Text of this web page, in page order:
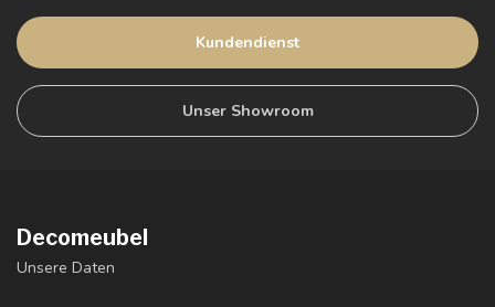
Kundendienst
Unser Showroom
Decomeubel
Unsere Daten